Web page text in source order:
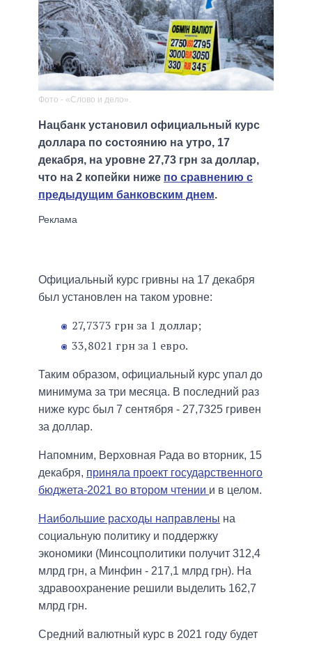
Фото - «Слово и дело».
Нацбанк установил официальный курс
доллара по состоянию на утро, 17
декабря, на уровне 27,73 грн за доллар,
что на 2 копейки ниже по сравнению с
предыдущим банковским днем.
Официальный курс гривны на 17 декабря
был установлен на таком уровне:
27,7373 грн за 1 доллар;
33,8021 грн за 1 евро.
Таким образом, официальный курс упал до
минимума за три месяца. В последний раз
ниже курс был 7 сентября - 27,7325 гривен
за доллар.
Напомним, Верховная Рада во вторник, 15
декабря, приняла проект государственного
бюджета-2021 во втором чтении и в целом.
Наибольшие расходы направлены на
социальную политику и поддержку
экономики (Минсоцполитики получит 312,4
млрд грн, а Минфин - 217,1 млрд грн). На
здравоохранение решили выделить 162,7
млрд грн.
Средний валютный курс в 2021 году будет